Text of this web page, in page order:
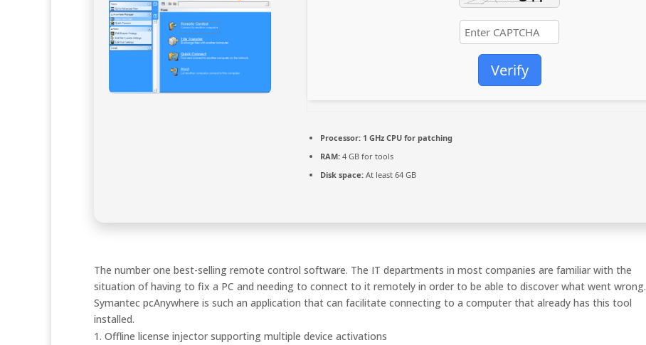
Verify
Processor: 1 GHz CPU for patching
RAM: 4 GB for tools
Disk space: At least 64 GB
The number one best-selling remote control software. The IT departments in most companies are familiar with the
situation of having to fix a PC and needing to connect to it remotely in order to be able to discover what went wrong.
Symantec pcAnywhere is such an application that can facilitate connecting to a computer that already has this tool
installed.
Offline license injector supporting multiple device activations